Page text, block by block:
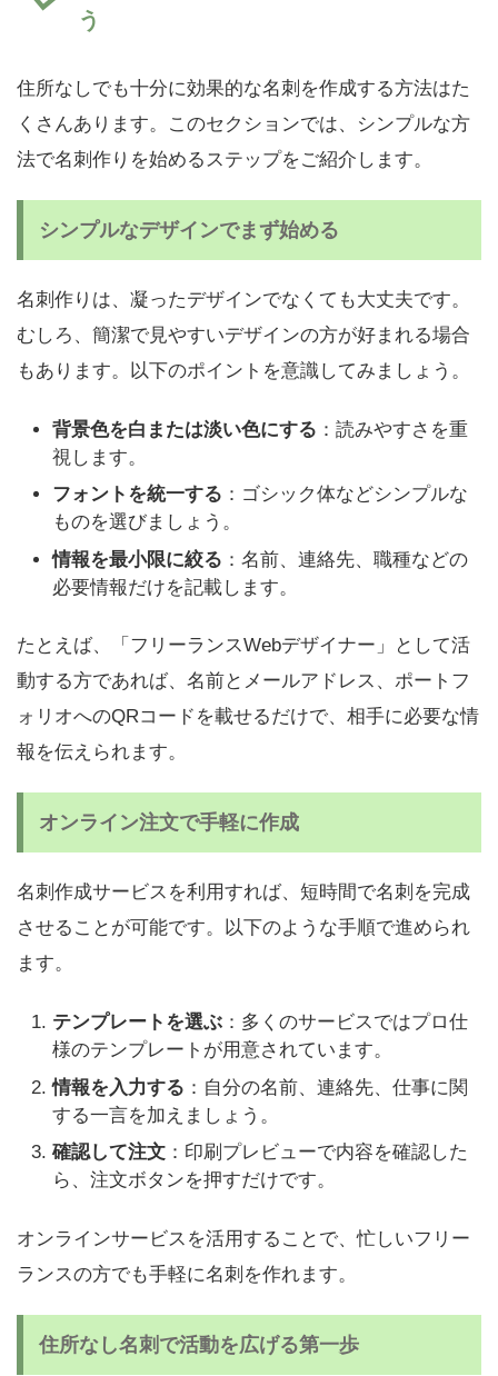
う
住所なしでも十分に効果的な名刺を作成する方法はた
くさんあります。このセクションでは、シンプルな方
法で名刺作りを始めるステップをご紹介します。
シンプルなデザインでまず始める
名刺作りは、凝ったデザインでなくても大丈夫です。
むしろ、簡潔で見やすいデザインの方が好まれる場合
もあります。以下のポイントを意識してみましょう。
背景色を白または淡い色にする ：読みやすさを重
視します。
フォントを統一する ：ゴシック体などシンプルな
ものを選びましょう。
情報を最小限に絞る ：名前、連絡先、職種などの
必要情報だけを記載します。
たとえば、「フリーランスWebデザイナー」として活
動する方であれば、名前とメールアドレス、ポートフ
ォリオへのQRコードを載せるだけで、相手に必要な情
報を伝えられます。
オンライン注文で手軽に作成
名刺作成サービスを利用すれば、短時間で名刺を完成
させることが可能です。以下のような手順で進められ
ます。
テンプレートを選ぶ ：多くのサービスではプロ仕
様のテンプレートが用意されています。
情報を入力する ：自分の名前、連絡先、仕事に関
する一言を加えましょう。
確認して注文 ：印刷プレビューで内容を確認した
ら、注文ボタンを押すだけです。
オンラインサービスを活用することで、忙しいフリー
ランスの方でも手軽に名刺を作れます。
住所なし名刺で活動を広げる第一歩